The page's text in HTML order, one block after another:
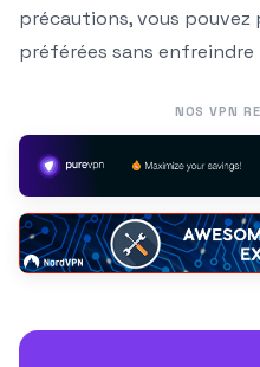
précautions, vous
préférées sans enfreindre
NOS VPN